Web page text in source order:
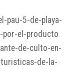
pau-5-de-playa-
por-el-producto
de-culto-en-
de-la-